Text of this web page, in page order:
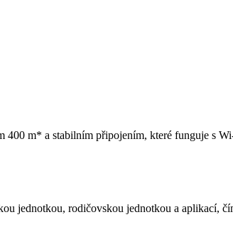
m* a stabilním připojením, které funguje s
jednotkou, rodičovskou jednotkou a aplikací,